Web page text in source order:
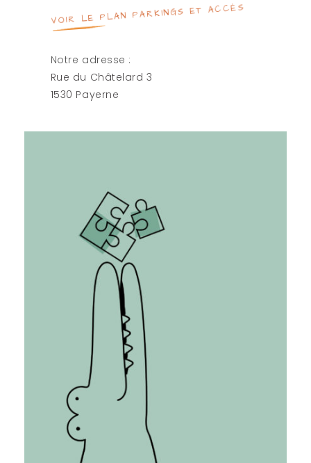
VOIR LE PLAN PARKINGS ET ACCÈS
Notre adresse :
Rue du Châtelard 3
1530 Payerne